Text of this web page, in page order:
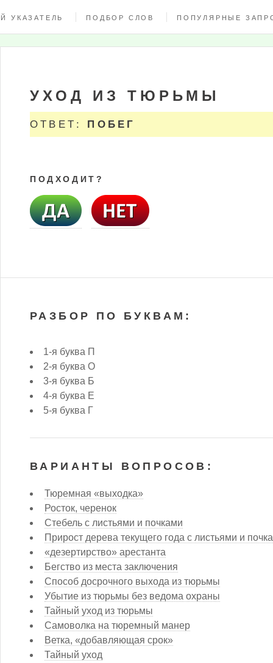
УКАЗАТЕЛЬ ПОДБОР СЛОВ ПОПУЛЯРНЫЕ
УХОД ИЗ ТЮРЬМЫ
ОТВЕТ: ПОБЕГ
ПОДХОДИТ?
РАЗБОР ПО БУКВАМ:
1-я буква П
2-я буква О
3-я буква Б
4-я буква Е
5-я буква Г
ВАРИАНТЫ ВОПРОСОВ:
Тюремная «выходка»
Росток, черенок
Стебель с листьями и почками
Прирост дерева текущего года с листьями и
«дезертирство» арестанта
Бегство из места заключения
Способ досрочного выхода из тюрьмы
Убытие из тюрьмы без ведома охраны
Тайный уход из тюрьмы
Самоволка на тюремный манер
Ветка, «добавляющая срок»
Тайный уход